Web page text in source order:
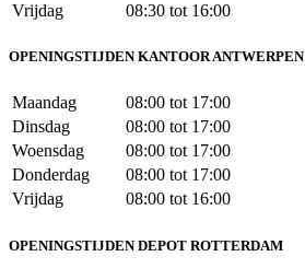
Vrijdag
08:30 tot 16:00
OPENINGSTIJDEN KANTOOR ANTWERPEN
Maandag
08:00 tot 17:00
Dinsdag
08:00 tot 17:00
Woensdag
08:00 tot 17:00
Donderdag
08:00 tot 17:00
Vrijdag
08:00 tot 16:00
OPENINGSTIJDEN DEPOT ROTTERDAM